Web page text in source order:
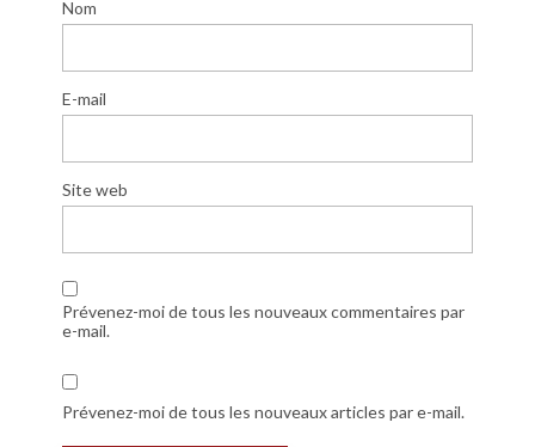
Nom
E-mail
Site web
Prévenez-moi de tous les nouveaux commentaires par
e-mail.
Prévenez-moi de tous les nouveaux articles par e-mail.